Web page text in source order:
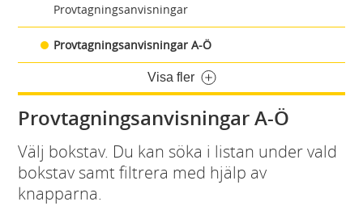
Provtagningsanvisningar
Provtagningsanvisningar A-Ö
Visa fler
Provtagningsanvisningar A-Ö
Välj bokstav. Du kan söka i listan under vald
bokstav samt filtrera med hjälp av
knapparna.